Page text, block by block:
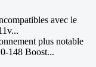
avec le
plus notable
148 Boost...